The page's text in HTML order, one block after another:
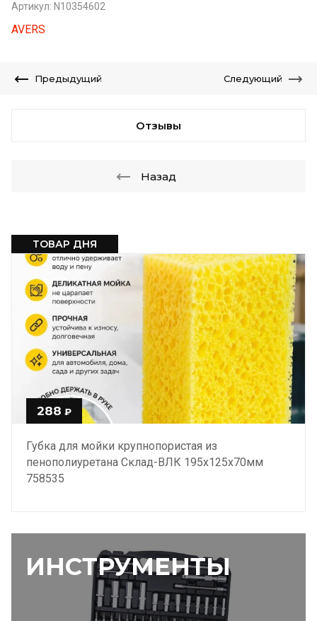
ТОВАР ДНЯ
288 ₽
Губка для мойки крупнопористая из
пенополиуретана Склад-ВЛК 195х125х70мм
758535
ИНСТРУМЕНТЫ
Артикул: N10354602
AVERS
Предыдущий Следующий
Отзывы
Назад